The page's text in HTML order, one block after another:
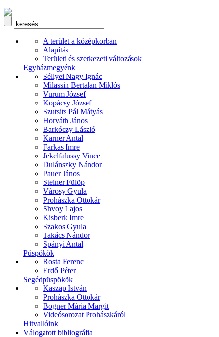
A terület a középkorban
Alapítás
Területi és szerkezeti változások
Egyházmegyénk
Séllyei Nagy Ignác
Milassin Bertalan Miklós
Vurum József
Kopácsy József
Szutsits Pál Mátyás
Horváth János
Barkóczy László
Karner Antal
Farkas Imre
Jekelfalussy Vince
Dulánszky Nándor
Pauer János
Steiner Fülöp
Városy Gyula
Prohászka Ottokár
Shvoy Lajos
Kisberk Imre
Szakos Gyula
Takács Nándor
Spányi Antal
Püspökök
Rosta Ferenc
Erdő Péter
Segédpüspökök
Kaszap István
Prohászka Ottokár
Bogner Mária Margit
Videósorozat Prohászkáról
Hitvallóink
Válogatott bibliográfia